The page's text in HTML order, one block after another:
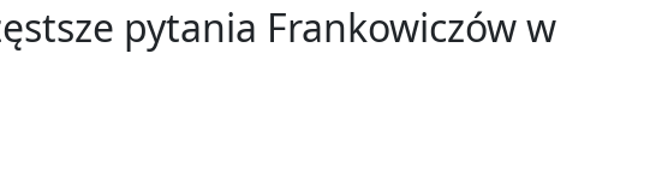
pytania Frankowiczów w